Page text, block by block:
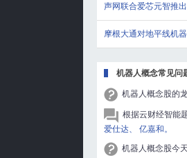
声网联合爱芯元智推
摩根大通对地平线机
机器人概念常见问
机器人概念股的
根据云财经智能
爱仕达、
亿嘉和。
机器人概念股今